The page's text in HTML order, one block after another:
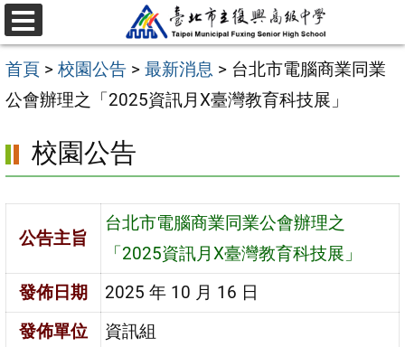
跳
至
主
要
容
區
選
單
首頁 > 校園公告 > 最新消息 > 台北市電腦商業同業
公會辦理之「2025資訊月X臺灣教育科技展」
校園公告
公告主旨
台北市電腦商業同業公會辦理之
「2025資訊月X臺灣教育科技展」
發佈日期
2025 年 10 月 16 日
發佈單位
資訊組